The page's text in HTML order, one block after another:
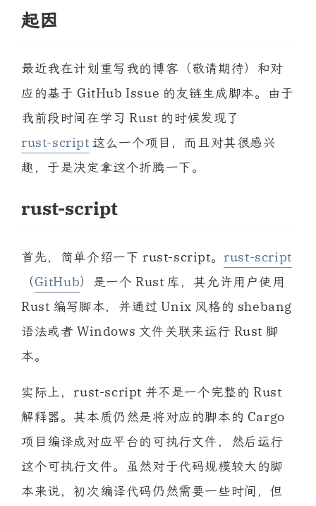
起因
最近我在计划重写我的博客（敬请期待）和对
应的基于 GitHub Issue 的友链生成脚本。由于
我前段时间在学习 Rust 的时候发现了
rust-script 这么一个项目，而且对其很感兴
趣，于是决定拿这个折腾一下。
rust-script
首先，简单介绍一下 rust-script。 rust-script
（GitHub）是一个 Rust 库，其允许用户使用
Rust 编写脚本，并通过 Unix 风格的 shebang
语法或者 Windows 文件关联来运行 Rust 脚
本。
实际上，rust-script 并不是一个完整的 Rust
解释器。其本质仍然是将对应的脚本的 Cargo
项目编译成对应平台的可执行文件，然后运行
这个可执行文件。虽然对于代码规模较大的脚
本来说，初次编译代码仍然需要一些时间，但